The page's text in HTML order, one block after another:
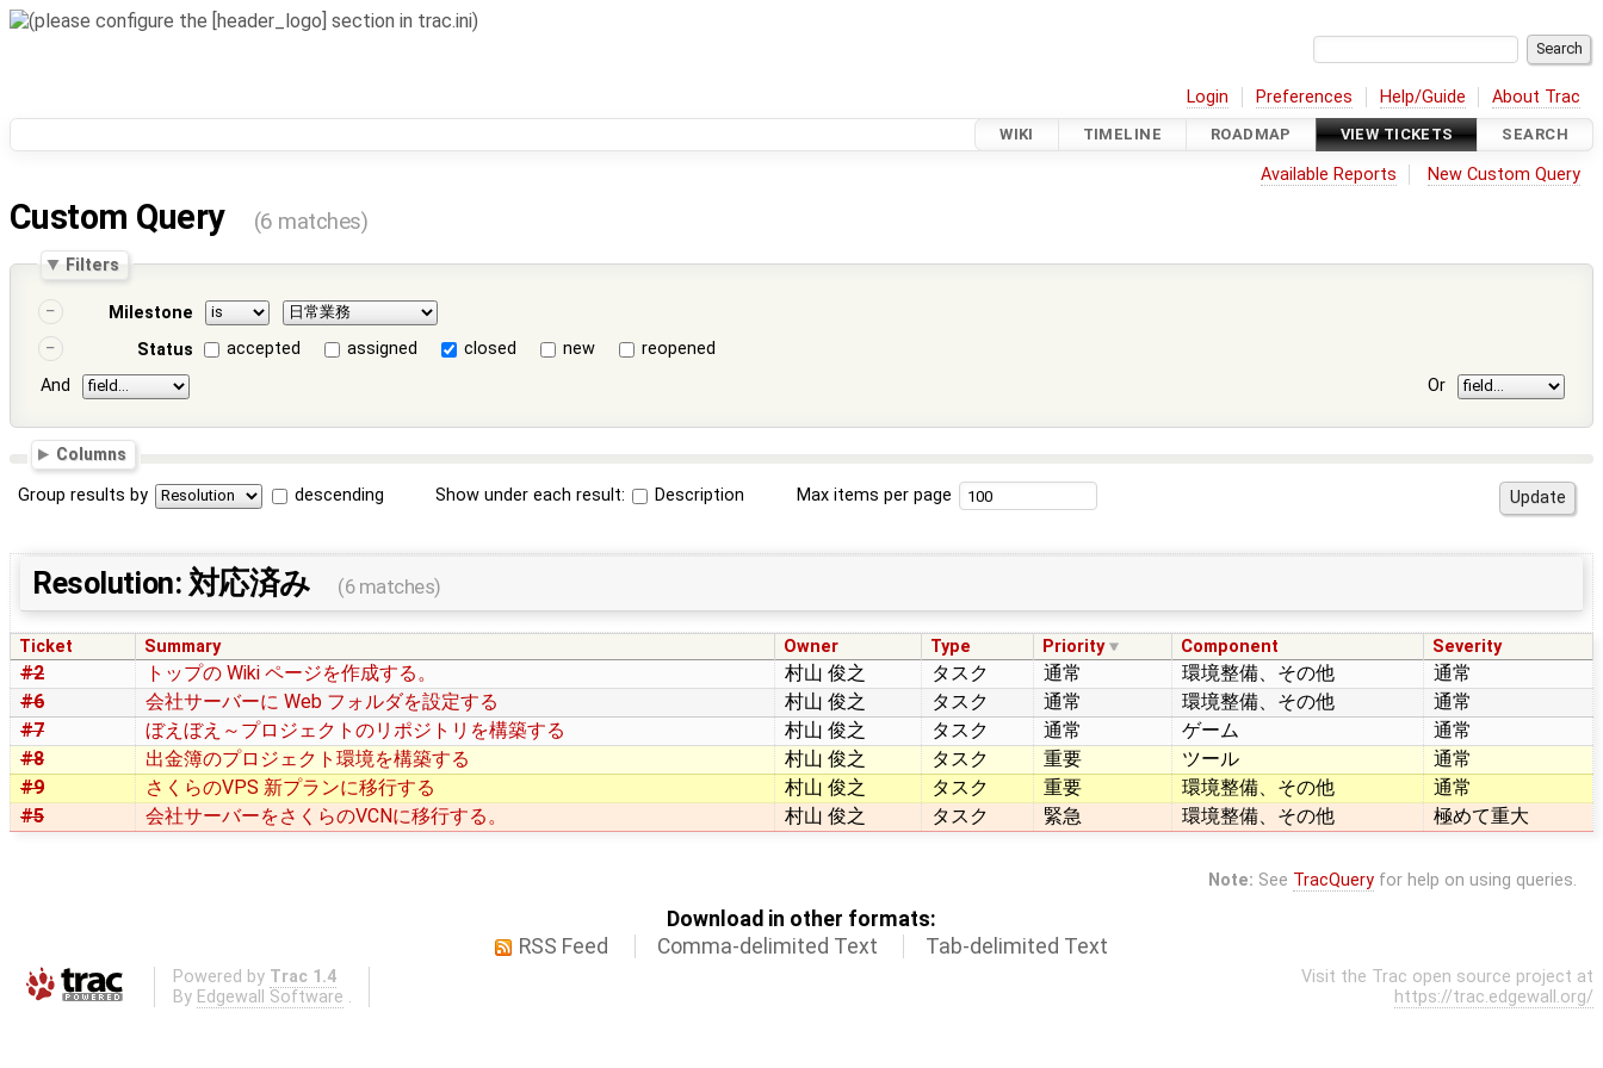
Login Preferences Help/Guide About Trac
WIKI TIMELINE ROADMAP VIEW TICKETS SEARCH
Available Reports New Custom Query
Custom Query (6 matches)
Filters
Milestone
Status
accepted assigned closed new
reopened
And
Or
Columns
Group results by descending Show under each result: Description Max items per page
Resolution: 対応済み (6 matches)
Ticket Summary Owner Type Priority Component Severity
#2 トップの Wiki ページを作成する。 村山 俊之 タスク 通常 環境整備、その他
通常
#6
会社サーバーに Web フォルダを設定する 村山 俊之 タスク 通常 環境整備、その他
通常
#7
ぼえぼえ～プロジェクトのリポジトリを構築する 村山 俊之 タスク 通常 ゲーム
通常
#8
出金簿のプロジェクト環境を構築する 村山 俊之 タスク 重要 ツール
通常
#9
さくらのVPS 新プランに移行する 村山 俊之 タスク 重要 環境整備、その他
通常
#5
会社サーバーをさくらのVCNに移行する。 村山 俊之 タスク 緊急 環境整備、その他 極めて重大
Note: See TracQueryfor help on using queries.
Download in other formats:
RSS Feed
Comma-delimited Text Tab-delimited Text
Powered by Trac 1.4
By Edgewall Software .
Visit the Trac open source project at
https://trac.edgewall.org/